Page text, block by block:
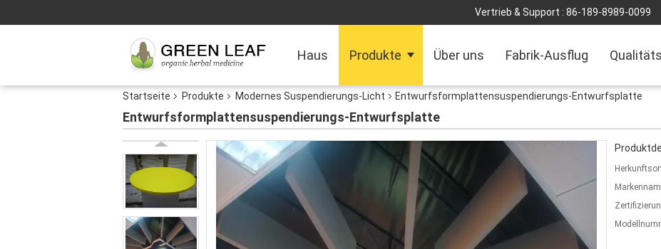
Vertrieb & Support : 86-189-8989-0099
Haus Produkte Über uns Fabrik-Ausflug
Startseite Produkte Modernes Suspendierungs-Licht Entwurfsformplattensuspendierungs-Entwurfsplatte
Entwurfsformplattensuspendierungs-Entwurfsplatte